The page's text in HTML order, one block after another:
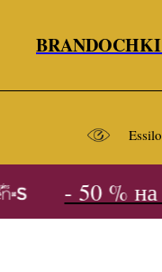
BRANDOCHKI
- 50 % на